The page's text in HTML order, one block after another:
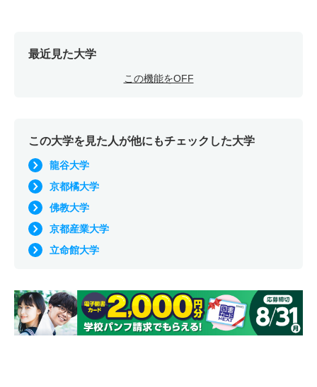
最近見た大学
この機能をOFF
この大学を見た人が他にもチェックした大学
龍谷大学
京都橘大学
佛教大学
京都産業大学
立命館大学